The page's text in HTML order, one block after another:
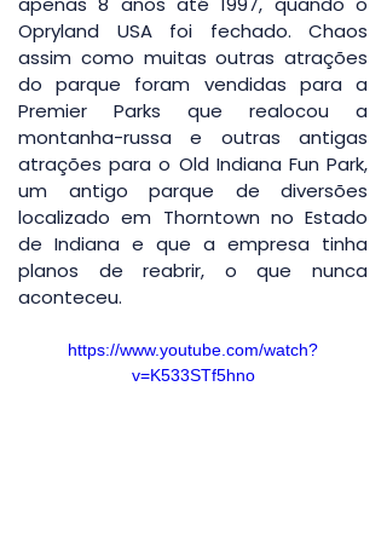
Opryland USA foi fechado. Chaos
assim como muitas outras atrações
do parque foram vendidas para a
Premier Parks que realocou a
montanha-russa e outras antigas
atrações para o Old Indiana Fun Park,
um antigo parque de diversões
localizado em Thorntown no Estado
de Indiana e que a empresa tinha
planos de reabrir, o que nunca
aconteceu.
https://www.youtube.com/watch?
v=K533STf5hno